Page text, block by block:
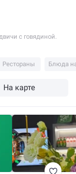
Рестораны Блюда
На карте